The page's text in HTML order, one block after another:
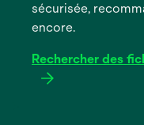
ongletsécurisée,
encore.
Rechercher des